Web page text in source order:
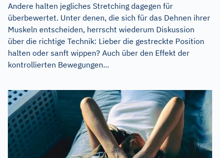
Andere halten jegliches Stretching dagegen für
überbewertet. Unter denen, die sich für das Dehnen ihrer
Muskeln entscheiden, herrscht wiederum Diskussion
über die richtige Technik: Lieber die gestreckte Position
halten oder sanft wippen? Auch über den Effekt der
kontrollierten Bewegungen...